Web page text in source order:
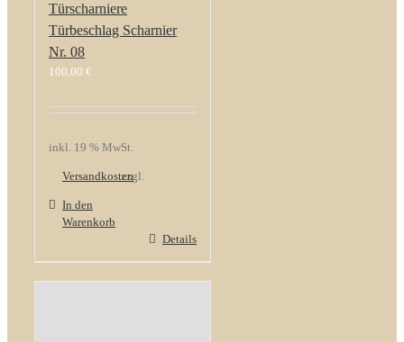
Türscharniere
Türbeschlag Scharnier
Nr. 08
100,00 €
inkl. 19 % MwSt.
zzgl.
Versandkosten
In den
Warenkorb
Details